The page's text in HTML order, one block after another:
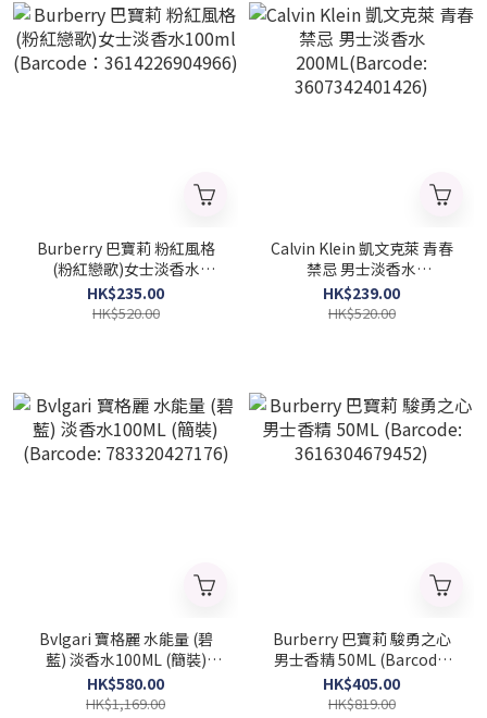
Burberry 巴寶莉 粉紅風格
(粉紅戀歌)女士淡香水
100ml (Barcode：
3614226904966)
HK$235.00
HK$520.00
Calvin Klein 凱文克萊 青春
禁忌 男士淡香水
200ML(Barcode:
3607342401426)
HK$239.00
HK$520.00
Bvlgari 寶格麗 水能量 (碧
藍) 淡香水100ML (簡裝)
(Barcode: 783320427176)
HK$580.00
HK$1,169.00
Burberry 巴寶莉 駿勇之心
男士香精 50ML (Barcode:
3616304679452)
HK$405.00
HK$819.00